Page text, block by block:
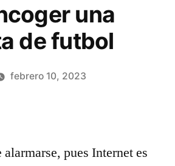
una
de futbol
febrero 10, 2023
pues Internet es